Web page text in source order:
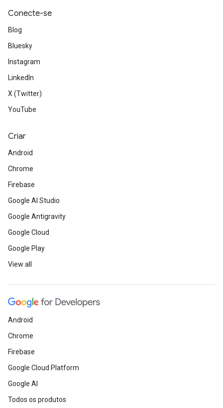
Conecte-se
Blog
Bluesky
Instagram
LinkedIn
X (Twitter)
YouTube
Criar
Android
Chrome
Firebase
Google AI Studio
Google Antigravity
Google Cloud
Google Play
View all
Android
Chrome
Firebase
Google Cloud Platform
Google AI
Todos os produtos